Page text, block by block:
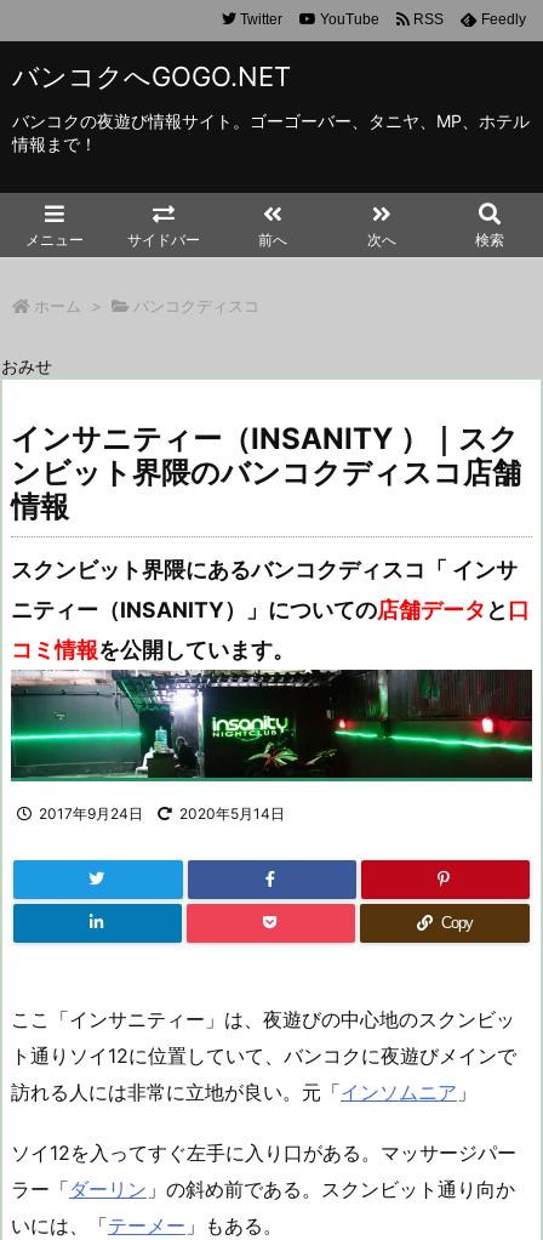
バンコクへGOGO.NET
バンコクの夜遊び情報サイト。ゴーゴーバー、タニヤ、MP、ホテル
情報まで！
メニュー サイドバー 前へ 次へ 検索
Twitter YouTube RSS Feedly
ホーム > バンコクディスコ
おみせ
インサニティー（INSANITY ）｜スク
ンビット界隈のバンコクディスコ店舗
情報
スクンビット界隈にあるバンコクディスコ「 インサ
ニティー（INSANITY）」についての店舗データ と 口
コミ情報を公開しています。
2017年9月24日 2020年5月14日
Copy
ここ「インサニティー」は、夜遊びの中心地のスクンビッ
ト通りソイ12に位置していて、バンコクに夜遊びメインで
訪れる人には非常に立地が良い。元「インソムニア 」
ソイ12を入ってすぐ左手に入り口がある。マッサージパー
ラー「ダーリン 」の斜め前である。スクンビット通り向か
いには、「テーメー 」もある。